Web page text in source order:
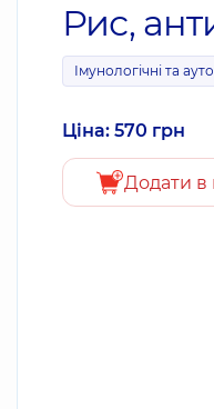
Рис,
Імунологічні та
Ціна: 570 грн
Додати